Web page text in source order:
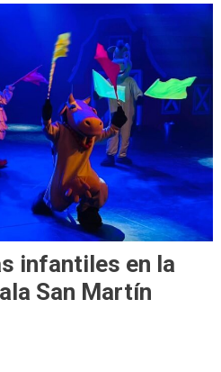
infantiles en la
San Martín